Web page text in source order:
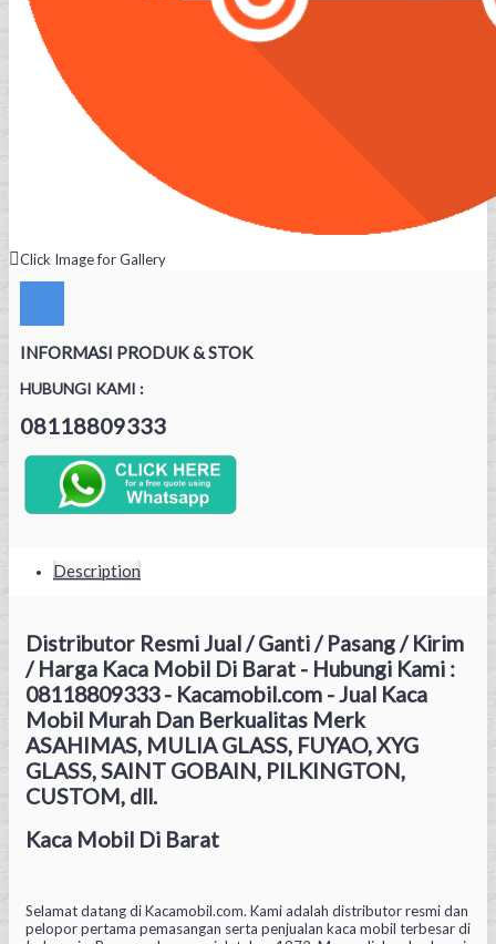
Click Image for Gallery
INFORMASI PRODUK & STOK
HUBUNGI KAMI :
08118809333
Description
Distributor Resmi Jual / Ganti / Pasang / Kirim
/ Harga Kaca Mobil Di Barat - Hubungi Kami :
08118809333 - Kacamobil.com - Jual Kaca
Mobil Murah Dan Berkualitas Merk
ASAHIMAS, MULIA GLASS, FUYAO, XYG
GLASS, SAINT GOBAIN, PILKINGTON,
CUSTOM, dll.
Kaca Mobil Di Barat
Selamat datang di Kacamobil.com. Kami adalah distributor resmi dan
pelopor pertama pemasangan serta penjualan kaca mobil terbesar di